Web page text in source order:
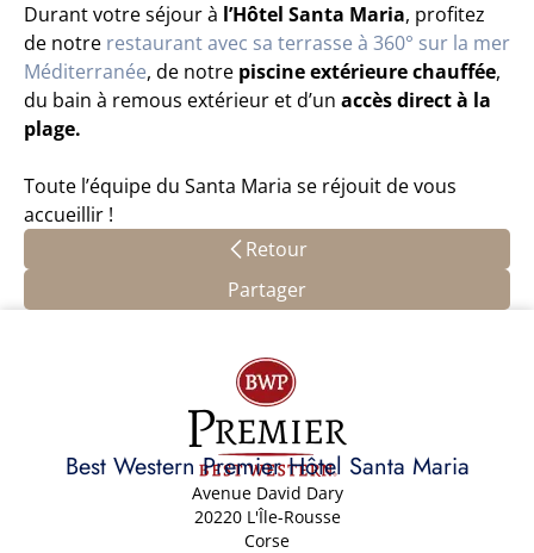
Durant votre séjour à l’Hôtel Santa Maria, profitez
de notre restaurant avec sa terrasse à 360° sur la mer
Méditerranée, de notre piscine extérieure chauffée,
du bain à remous extérieur et d’un accès direct à la
plage.
Toute l’équipe du Santa Maria se réjouit de vous
accueillir !
Retour
Partager
Best Western Premier Hôtel Santa Maria
Avenue David Dary
20220 L'Île-Rousse
Corse